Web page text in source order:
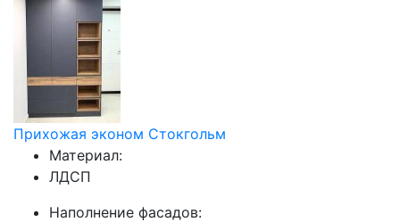
Прихожая эконом Стокгольм
Материал:
ЛДСП
Наполнение фасадов: